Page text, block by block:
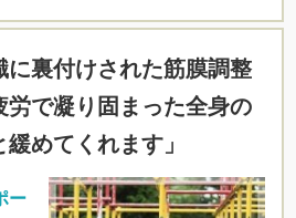
に裏付けされた筋膜調整
労で凝り固まった全身の
めてくれます」
ー